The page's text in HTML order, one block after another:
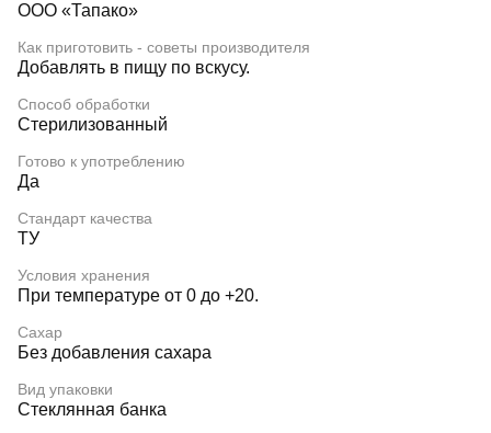
ООО «Тапако»
Как приготовить - советы производителя
Добавлять в пищу по вскусу.
Способ обработки
Стерилизованный
Готово к употреблению
Да
Стандарт качества
ТУ
Условия хранения
При температуре от 0 до +20.
Сахар
Без добавления сахара
Вид упаковки
Стеклянная банка